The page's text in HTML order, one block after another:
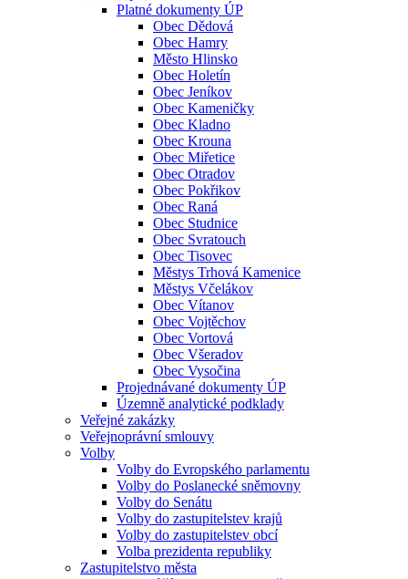
Platné dokumenty ÚP
Obec Dědová
Obec Hamry
Město Hlinsko
Obec Holetín
Obec Jeníkov
Obec Kameničky
Obec Kladno
Obec Krouna
Obec Miřetice
Obec Otradov
Obec Pokřikov
Obec Raná
Obec Studnice
Obec Svratouch
Obec Tisovec
Městys Trhová Kamenice
Městys Včelákov
Obec Vítanov
Obec Vojtěchov
Obec Vortová
Obec Všeradov
Obec Vysočina
Projednávané dokumenty ÚP
Územně analytické podklady
Veřejné zakázky
Veřejnoprávní smlouvy
Volby
Volby do Evropského parlamentu
Volby do Poslanecké sněmovny
Volby do Senátu
Volby do zastupitelstev krajů
Volby do zastupitelstev obcí
Volba prezidenta republiky
Zastupitelstvo města